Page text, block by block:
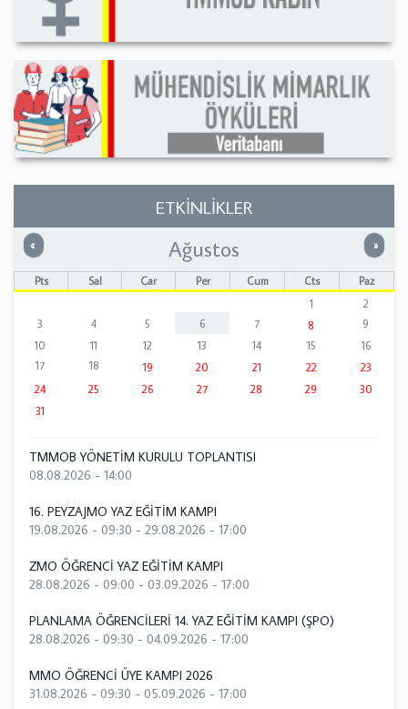
ETKİNLİKLER
« Önceki »
Ağustos
Pts Sal Çar Per Cum Cts
Paz
1
2
3
4 5 6 7 8
9
10
11 12 13 14 15
16
17
18 19 20 21 22
23
24
25 26 27 28 29
30
31
TMMOB YÖNETİM KURULU TOPLANTISI
08.08.2026 - 14:00
16. PEYZAJMO YAZ EĞİTİM KAMPI
19.08.2026 - 09:30 - 29.08.2026 - 17:00
ZMO ÖĞRENCİ YAZ EĞİTİM KAMPI
28.08.2026 - 09:00 - 03.09.2026 - 17:00
PLANLAMA ÖĞRENCİLERİ 14. YAZ EĞİTİM KAMPI (ŞPO)
28.08.2026 - 09:30 - 04.09.2026 - 17:00
MMO ÖĞRENCİ ÜYE KAMPI 2026
31.08.2026 - 09:30 - 05.09.2026 - 17:00